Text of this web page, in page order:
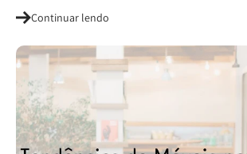
Continuar lendo